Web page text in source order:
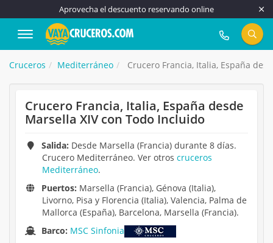
Aprovecha el descuento reservando online
917 815 555
Cruceros Mediterráneo Crucero Francia, Italia, España
Crucero Francia, Italia, España desde
Marsella XIV con Todo Incluido
Salida: Desde Marsella (Francia) durante 8 días.
Crucero Mediterráneo. Ver otros cruceros
Mediterráneo.
Puertos: Marsella (Francia), Génova (Italia),
Livorno, Pisa y Florencia (Italia), Valencia, Palma de
Mallorca (España), Barcelona, Marsella (Francia).
Barco: MSC Sinfonia